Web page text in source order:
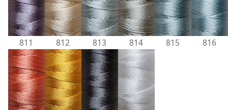
811 812 813 814 815 816